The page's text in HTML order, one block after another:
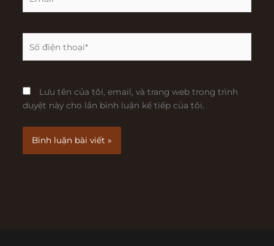
web
Lưu tên của tôi, email, và trang web trong trình
duyệt này cho lần bình luận kế tiếp của tôi.